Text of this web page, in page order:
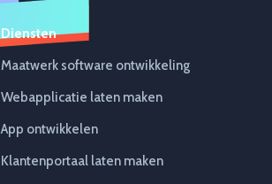
Diensten
Maatwerk software ontwikkeling
Webapplicatie laten maken
App ontwikkelen
Klantenportaal laten maken